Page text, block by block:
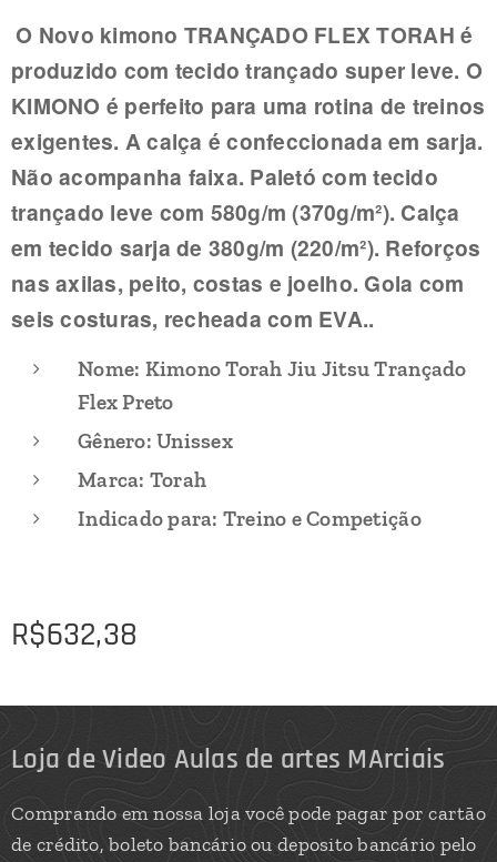
O Novo kimono TRANÇADO FLEX TORAH é
produzido com tecido trançado super leve. O
KIMONO é perfeito para uma rotina de treinos
exigentes. A calça é confeccionada em sarja.
Não acompanha faixa. Paletó com tecido
trançado leve com 580g/m (370g/m²). Calça
em tecido sarja de 380g/m (220/m²). Reforços
nas axilas, peito, costas e joelho. Gola com
seis costuras, recheada com EVA..
Nome: Kimono Torah Jiu Jitsu Trançado
Flex Preto
Gênero: Unissex
Marca: Torah
Indicado para: Treino e Competição
R$632,38
Loja de Video Aulas de artes MArciais
Comprando em nossa loja você pode pagar por cartão
de crédito, boleto bancário ou deposito bancário pelo